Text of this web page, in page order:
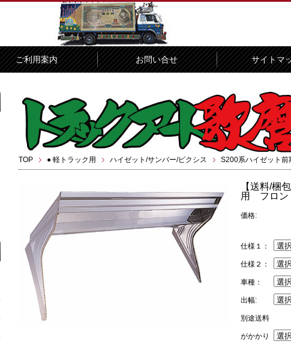
ご利用案内 お問い合せ サイトマ
TOP ● 軽トラック用 ハイゼット/サンバー/ピクシス S200系ハイゼット前
【送料/梱
用 フロン
価格:
仕様１：
仕様２：
車種：
出幅:
別途送料
がかかり